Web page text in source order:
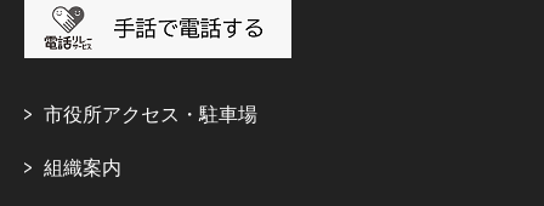
市役所アクセス・駐車場
組織案内